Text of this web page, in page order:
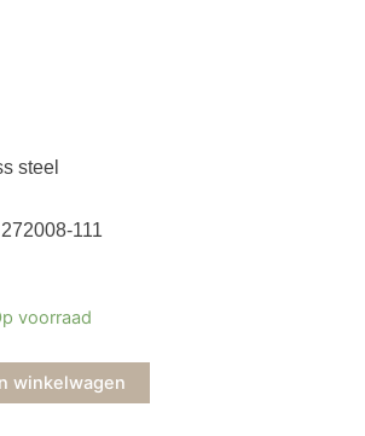
steel
272008-111
voorraad
winkelwagen